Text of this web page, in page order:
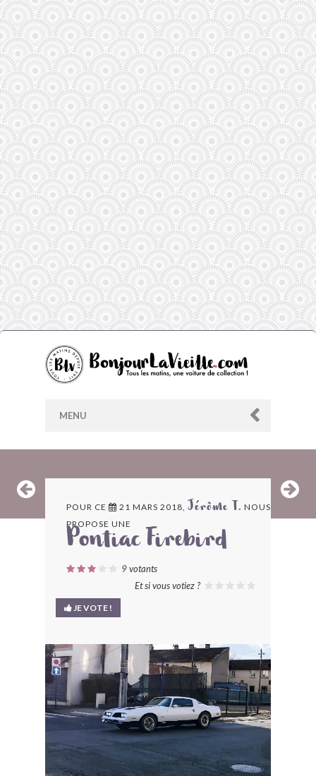
MENU
ARCHIVES
LES CONTRIBUTEURS
LE BLOG
BONJOURLAVIEILLE ?
MODÈLES ET MARQUES
COMMENT FONCTIONNE BLV ?
POUR CE 21 MARS 2018, Jérôme T. NOUS
PROPOSE UNE
Pontiac Firebird
9votants
Et si vous votiez ?
JE VOTE !